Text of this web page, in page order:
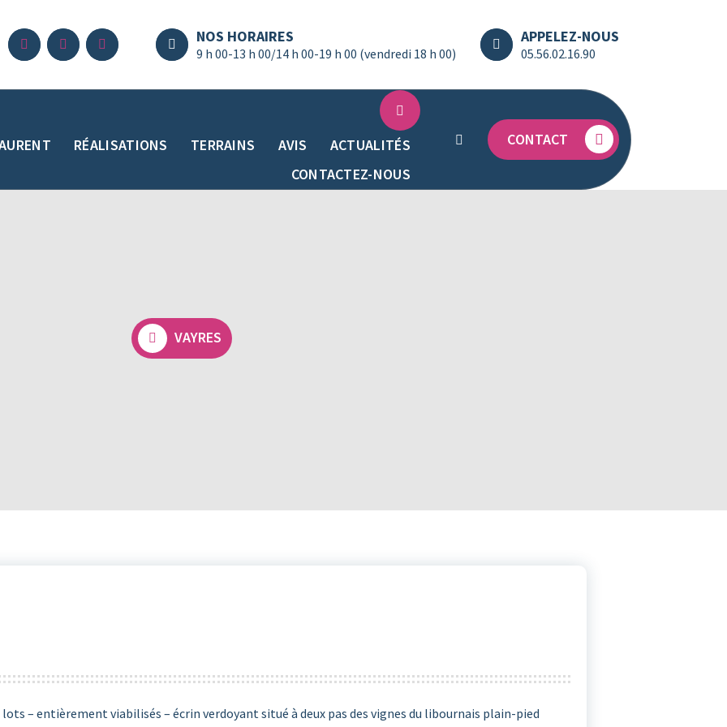
NOS HORAIRES
9 h 00-13 h 00/14 h 00-19 h 00 (vendredi 18 h 00)
APPELEZ-NOUS
05.56.02.16.90
RÉALISATIONS TERRAINS AVIS
ACTUALITÉS
CONTACTEZ-NOUS
CONTACT
VAYRES
– entièrement viabilisés – écrin verdoyant situé à deux pas des vignes du libournais plain-pied